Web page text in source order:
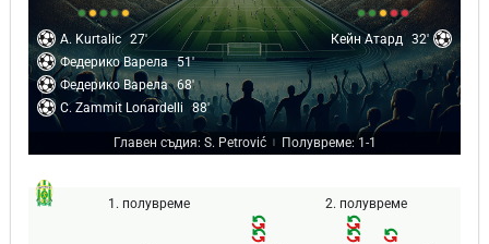
A. Kurtalic 27'
Федерико Варела 51'
Федерико Варела 68'
C. Zammit Lonardelli
88'
Кейн Атард 32'
Главен съдия: S. Petrović Полувреме: 1-1
1. полувреме 2. полувреме